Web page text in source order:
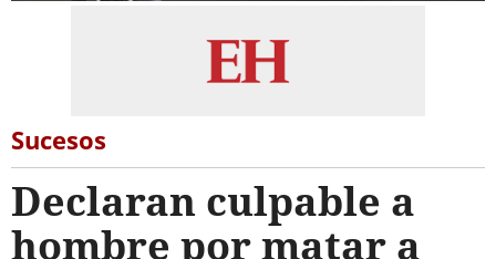
Sucesos
Declaran culpable a
hombre por matar a